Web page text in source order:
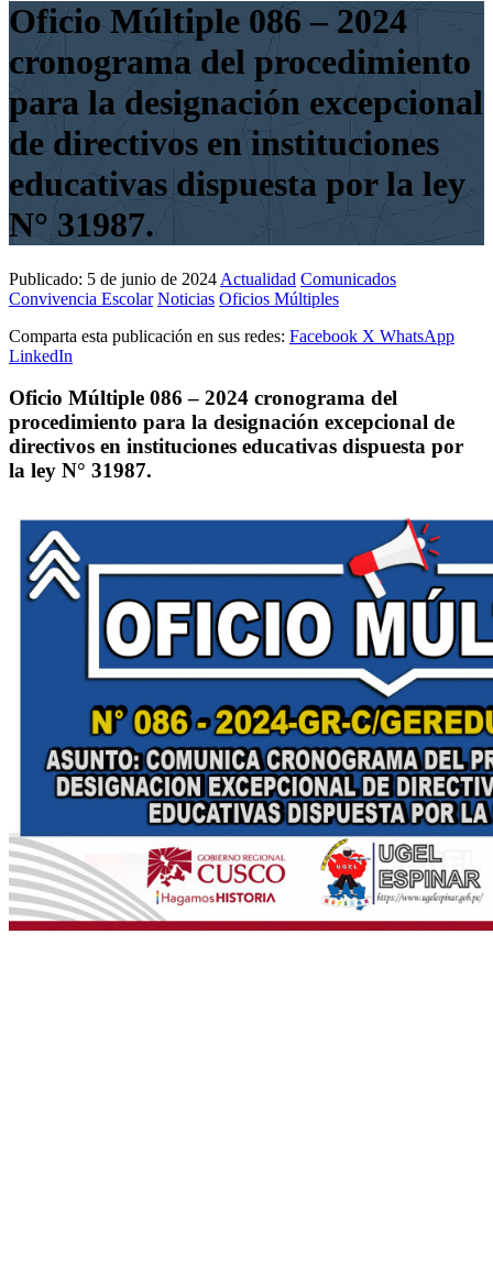
Oficio Múltiple 086 – 2024
cronograma del procedimiento
para la designación excepcional
de directivos en instituciones
educativas dispuesta por la ley
N° 31987.
Publicado: 5 de junio de 2024 Actualidad Comunicados
Convivencia Escolar Noticias Oficios Múltiples
Comparta esta publicación en sus redes: Facebook X WhatsApp
LinkedIn
Oficio Múltiple 086 – 2024 cronograma del
procedimiento para la designación excepcional de
directivos en instituciones educativas dispuesta por
la ley N° 31987.